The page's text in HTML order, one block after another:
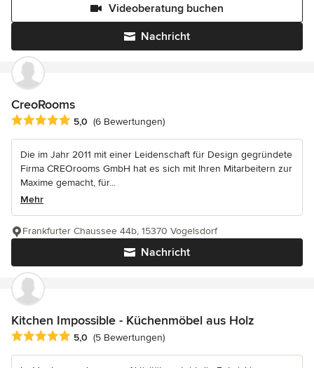
Nachricht
Videoberatung buchen
CreoRooms
Durchschnittliche Bewertung: 5 von 5 Sternen
5,0 (6 Bewertungen)
Die im Jahr 2011 mit einer Leidenschaft für Design gegründete
Firma CREOrooms GmbH hat es sich mit Ihren Mitarbeitern zur
Maxime gemacht, für...
Mehr
Nachricht
Frankfurter Chaussee 44b, 15370 Vogelsdorf
Kitchen Impossible - Küchenmöbel aus Holz
Durchschnittliche Bewertung: 5 von 5 Sternen
5,0 (5 Bewertungen)